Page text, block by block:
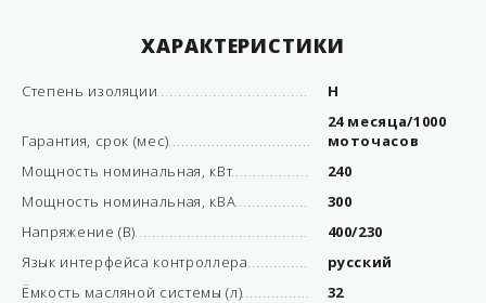
ХАРАКТЕРИСТИКИ
Степень изоляции Н
Гарантия, срок (мес)
24 месяца/1000
моточасов
Мощность номинальная, кВт
240
Мощность номинальная, кВА
300
Напряжение (В)
400/230
Язык интерфейса контроллера
русский
Ёмкость масляной системы (л)
32